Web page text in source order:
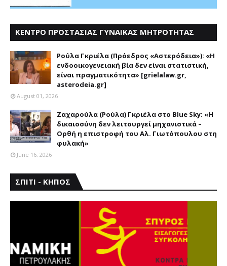
ΚΕΝΤΡΟ ΠΡΟΣΤΑΣΙΑΣ ΓΥΝΑΙΚΑΣ ΜΗΤΡΟΤΗΤΑΣ
Ρούλα Γκριέλα (Πρόεδρος «Αστερόδεια»): «Η
ενδοοικογενειακή βία δεν είναι στατιστική,
είναι πραγματικότητα» [grielalaw.gr,
asterodeia.gr]
August 01, 2026
Ζαχαρούλα (Ρούλα) Γκριέλα στο Blue Sky: «Η
δικαιοσύνη δεν λειτουργεί μηχανιστικά –
Ορθή η επιστροφή του Αλ. Γιωτόπουλου στη
φυλακή»
June 16, 2026
ΣΠΙΤΙ - ΚΗΠΟΣ